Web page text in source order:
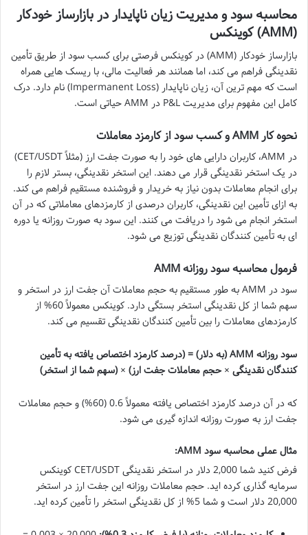
محاسبه سود و مدیریت زیان ناپایدار در بازارساز خودکار
(AMM) کوینکس
بازارساز خودکار (AMM) در کوینکس فرصتی برای کسب سود از طریق تأمین
نقدینگی فراهم می کند، اما همانند هر فعالیت مالی، با ریسک هایی همراه
است که مهم ترین آن، زیان ناپایدار (Impermanent Loss) نام دارد. درک
کامل این مفهوم برای مدیریت P&L در AMM حیاتی است.
نحوه کار AMM و کسب سود از کارمزد معاملات
در AMM، کاربران دارایی های خود را به صورت جفت ارز (مثلاً CET/USDT)
در یک استخر نقدینگی قرار می دهند. این استخر نقدینگی، بستر لازم را
برای انجام معاملات بدون نیاز به خریدار و فروشنده مستقیم فراهم می کند.
به ازای تأمین این نقدینگی، کاربران درصدی از کارمزدهای معاملاتی که در آن
استخر انجام می شود را دریافت می کنند. این سود به صورت روزانه یا دوره
ای به تأمین کنندگان نقدینگی توزیع می شود.
فرمول محاسبه سود روزانه AMM
سود در AMM به طور مستقیم به حجم معاملات آن جفت ارز در استخر و
سهم شما از کل نقدینگی استخر بستگی دارد. کوینکس معمولاً 60% از
کارمزدهای معاملات را بین تأمین کنندگان نقدینگی تقسیم می کند.
سود روزانه AMM (به دلار) = (درصد کارمزد اختصاص یافته به تأمین
کنندگان نقدینگی × حجم معاملات جفت ارز) × (سهم شما از استخر)
که در آن درصد کارمزد اختصاص یافته معمولاً 0.6 (60%) و حجم معاملات
جفت ارز به صورت روزانه اندازه گیری می شود.
مثال عملی محاسبه سود AMM:
فرض کنید شما 2,000 دلار در استخر نقدینگی CET/USDT کوینکس
سرمایه گذاری کرده اید. حجم معاملات روزانه این جفت ارز در استخر
20,000 دلار است و شما 5% از کل نقدینگی استخر را تأمین کرده اید.